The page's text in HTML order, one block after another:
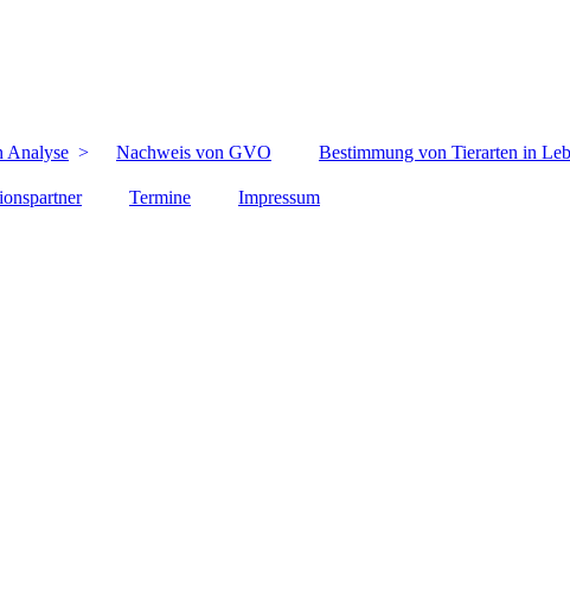
Analyse Nachweis von GVO Bestimmung von Tierarten in
Termine Impressum